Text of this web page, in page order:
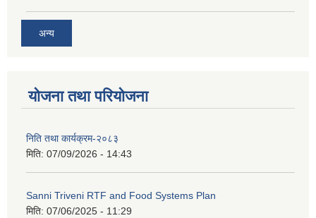
अन्य
योजना तथा परियोजना
निति तथा कार्यक्रम-२०८३
मिति: 07/09/2026 - 14:43
Sanni Triveni RTF and Food Systems Plan
मिति: 07/06/2025 - 11:29